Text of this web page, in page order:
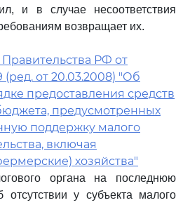
и в случае несоответствия
возвращает их.
РФ от
(ред. от 20.03.2008) "Об
предоставления средств
предусмотренных
поддержку малого
включая
хозяйства"
органа на последнюю
отсутствии у субъекта малого